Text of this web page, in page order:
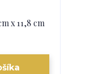
x 11,8 cm